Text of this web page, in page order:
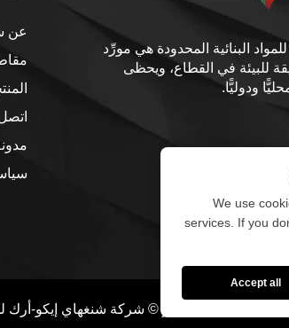
البنائية المحدودة هي مورِّد
للبيئة في القطاع، ويحظى
ودوليًّا.
عن
حقوق الطبع والنشر © شركة شنغهاي إيكو-أرك
We use
services. If you
Accept all